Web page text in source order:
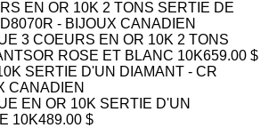
3 COEURS EN OR 10K 2 TONS
OR ROSE ET BLANC 10K659.00 $
EN OR 10K SERTIE D'UN
10K489.00 $